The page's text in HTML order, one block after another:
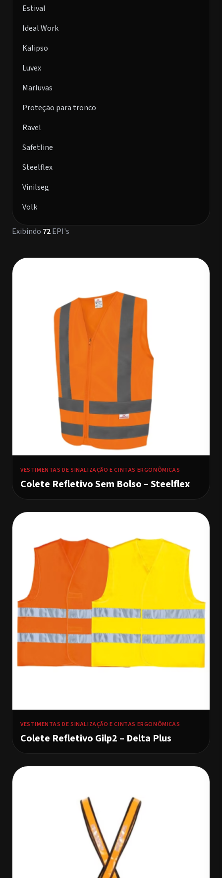
Estival
Ideal Work
Kalipso
Luvex
Marluvas
Proteção para tronco
Ravel
Safetline
Steelflex
Vinilseg
Volk
Exibindo 72EPI's
VESTIMENTAS DE SINALIZAÇÃO E CINTAS ERGONÔMICAS
Colete Refletivo Sem Bolso – Steelflex
VESTIMENTAS DE SINALIZAÇÃO E CINTAS ERGONÔMICAS
Colete Refletivo Gilp2 – Delta Plus